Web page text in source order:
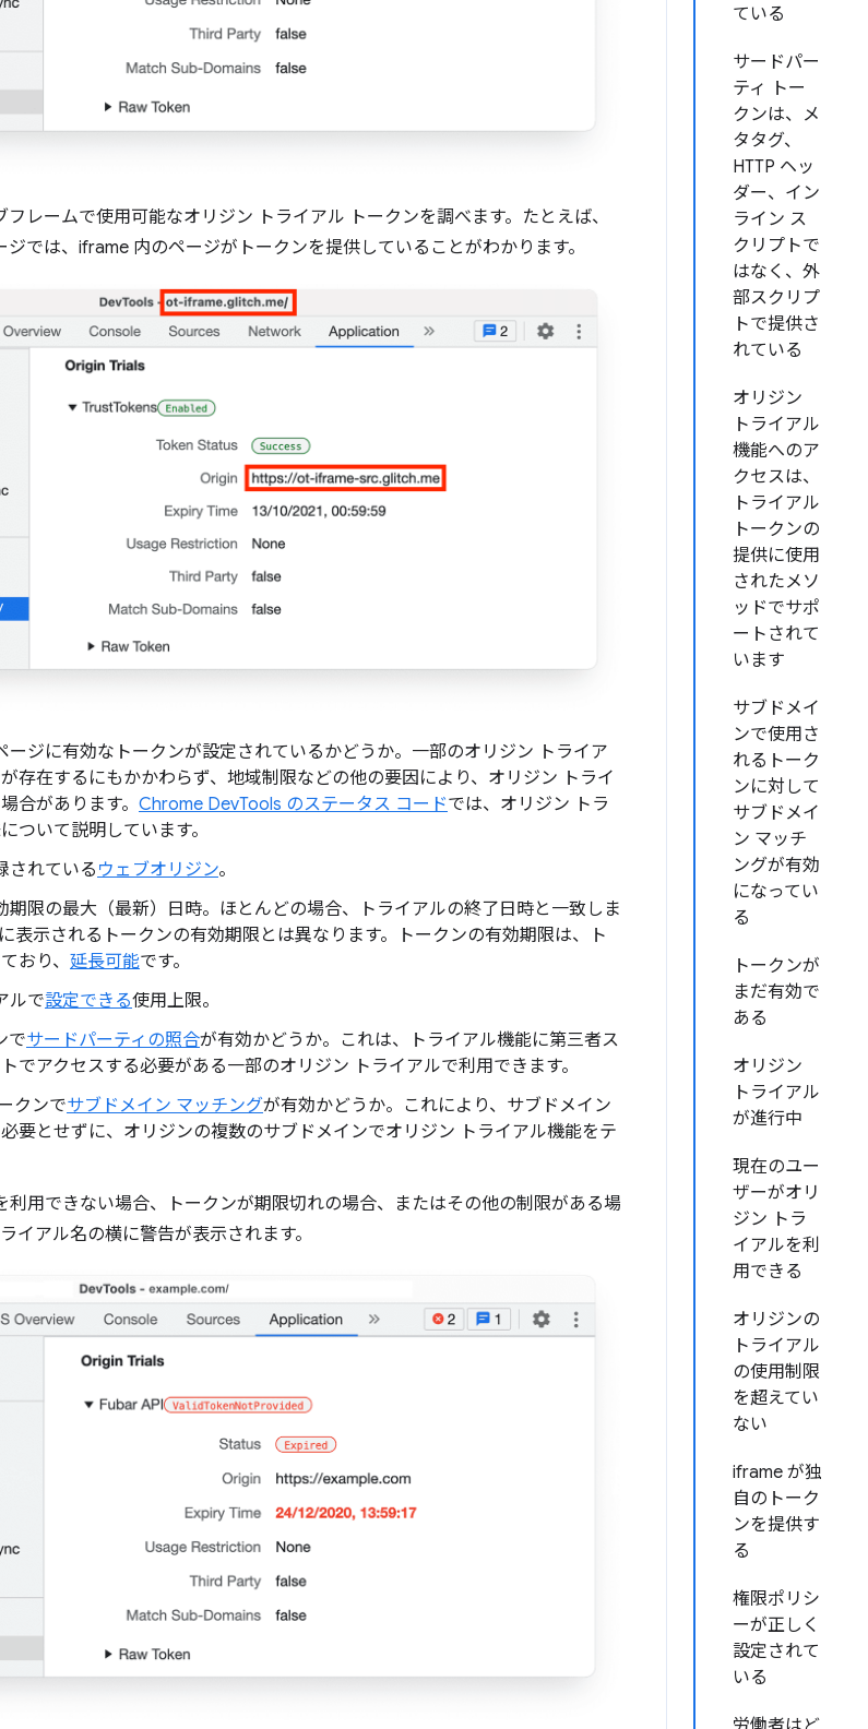
ている
サードパー
ティ トー
クンは、メ
タタグ、
HTTP ヘッ
ダー、イン
ライン ス
クリプトで
はなく、外
部スクリプ
トで提供さ
れている
オリジン
トライアル
機能へのア
クセスは、
トライアル
トークンの
提供に使用
されたメソ
ッドでサポ
ートされて
います
サブドメイ
ンで使用さ
れるトーク
ンに対して
サブドメイ
ン マッチ
ングが有効
になってい
る
トークンが
まだ有効で
ある
オリジン
トライアル
が進行中
現在のユー
ザーがオリ
ジン トラ
イアルを利
用できる
オリジンの
トライアル
の使用制限
を超えてい
ない
iframe が独
自のトーク
ンを提供す
る
権限ポリシ
ーが正しく
設定されて
いる
レームで使用可能なオリジン トライアル トークンを調べます。たとえば、
ジでは、iframe 内のページがトークンを提供していることがわかります。
ージに有効なトークンが設定されているかどうか。一部のオリジン トライア
存在するにもかかわらず、地域制限などの他の要因により、オリジン トライ
合があります。 Chrome DevTools のステータス コードでは、オリジン トラ
ついて説明しています。
されている ウェブオリジン。
期限の最大（最新）日時。ほとんどの場合、トライアルの終了日時と一致しま
表示されるトークンの有効期限とは異なります。トークンの有効期限は、ト
おり、 延長可能です。
ルで設定できる使用上限。
でサードパーティの照合が有効かどうか。これは、トライアル機能に第三者ス
でアクセスする必要がある一部のオリジン トライアルで利用できます。
クンでサブドメイン マッチングが有効かどうか。これにより、サブドメイン
要とせずに、オリジンの複数のサブドメインでオリジン トライアル機能をテ
利用できない場合、トークンが期限切れの場合、またはその他の制限がある場
イアル名の横に警告が表示されます。